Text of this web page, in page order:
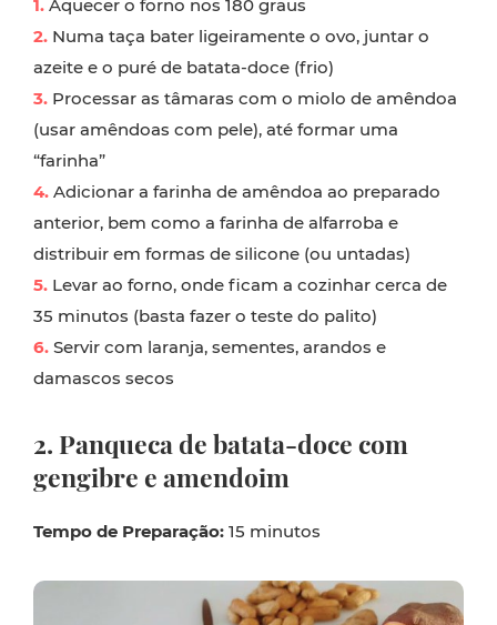
1. Aquecer o forno nos 180 graus
2. Numa taça bater ligeiramente o ovo, juntar o
azeite e o puré de batata-doce (frio)
3. Processar as tâmaras com o miolo de amêndoa
(usar amêndoas com pele), até formar uma
“farinha”
4. Adicionar a farinha de amêndoa ao preparado
anterior, bem como a farinha de alfarroba e
distribuir em formas de silicone (ou untadas)
5. Levar ao forno, onde ficam a cozinhar cerca de
35 minutos (basta fazer o teste do palito)
6. Servir com laranja, sementes, arandos e
damascos secos
2. Panqueca de batata-doce com
gengibre e amendoim
Tempo de Preparação: 15 minutos